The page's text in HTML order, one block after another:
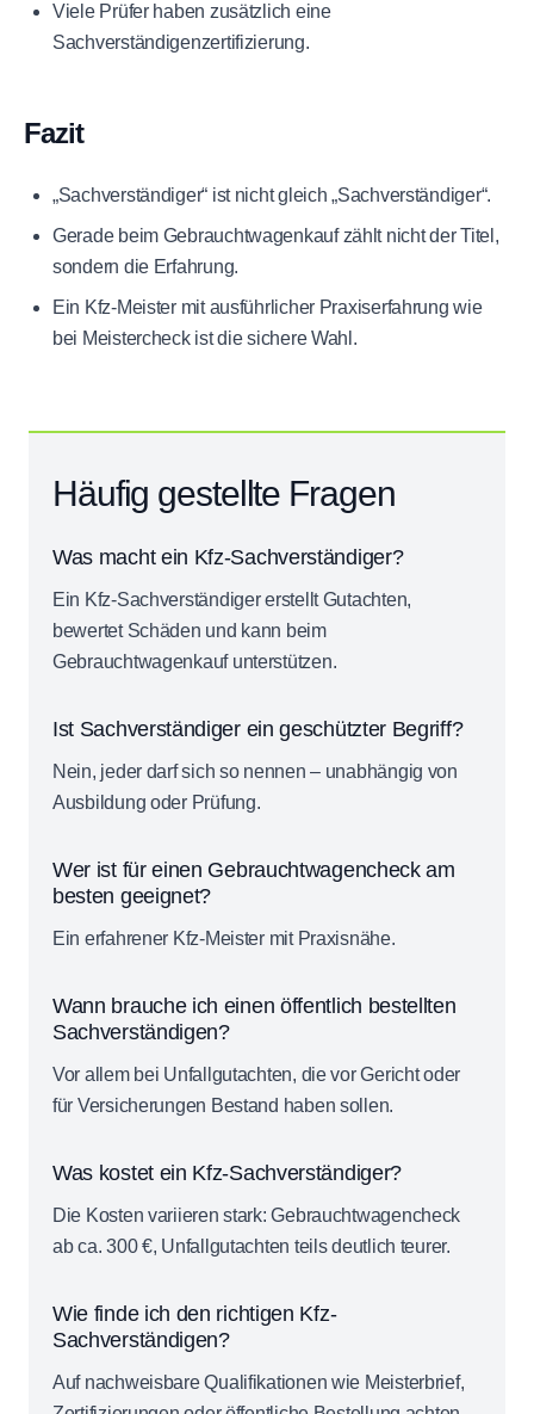
Viele Prüfer haben zusätzlich eine
Sachverständigenzertifizierung.
Fazit
„Sachverständiger“ ist nicht gleich „Sachverständiger“.
Gerade beim Gebrauchtwagenkauf zählt nicht der Titel,
sondern die Erfahrung.
Ein Kfz-Meister mit ausführlicher Praxiserfahrung wie
bei Meistercheck ist die sichere Wahl.
Häufig gestellte Fragen
Was macht ein Kfz-Sachverständiger?
Ein Kfz-Sachverständiger erstellt Gutachten,
bewertet Schäden und kann beim
Gebrauchtwagenkauf unterstützen.
Ist Sachverständiger ein geschützter Begriff?
Nein, jeder darf sich so nennen – unabhängig von
Ausbildung oder Prüfung.
Wer ist für einen Gebrauchtwagencheck am
besten geeignet?
Ein erfahrener Kfz-Meister mit Praxisnähe.
Wann brauche ich einen öffentlich bestellten
Sachverständigen?
Vor allem bei Unfallgutachten, die vor Gericht oder
für Versicherungen Bestand haben sollen.
Was kostet ein Kfz-Sachverständiger?
Die Kosten variieren stark: Gebrauchtwagencheck
ab ca. 300 €, Unfallgutachten teils deutlich teurer.
Wie finde ich den richtigen Kfz-
Sachverständigen?
Auf nachweisbare Qualifikationen wie Meisterbrief,